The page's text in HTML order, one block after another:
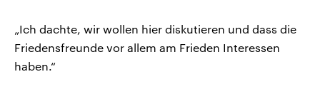
„Ich dachte, wir wollen hier diskutieren und dass die
Friedensfreunde vor allem am Frieden Interessen
haben.“